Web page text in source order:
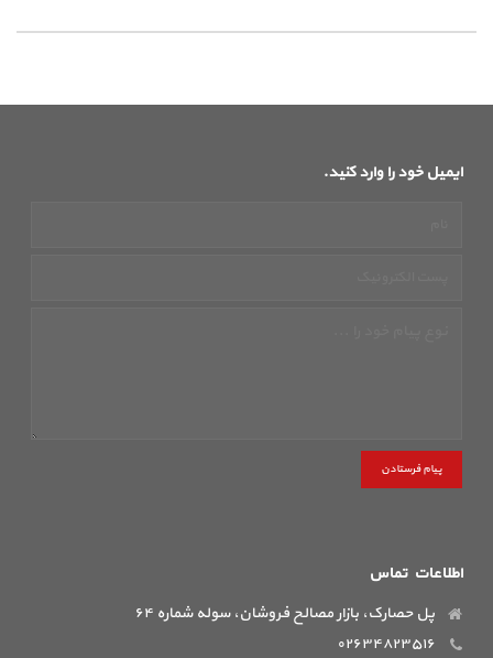
ایمیل خود را وارد کنید.
پیام فرستادن
اطلاعات تماس
پل حصارک، بازار مصالح فروشان، سوله شماره ۶۴
۰۲۶۳۴۸۲۳۵۱۶